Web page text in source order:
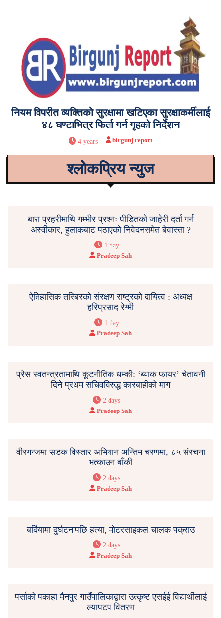
नियम विपरीत व्यक्तिको सुरक्षामा खटिएका सुरक्षाकर्मीलाई
४८ घण्टाभित्र फिर्ता गर्न गृहको निर्देशन
4 years birgunj report
श्लोकप्रिय न्युज
बारा प्रहरीमाथि गम्भीर प्रश्नः पीडितको जाहेरी दर्ता गर्न
अस्वीकार, हुलाकबाट पठाएको निवेदनसमेत बेवास्ता ?
1 day
Pradeep Sah
ऐतिहासिक तस्बिरको संरक्षण राष्ट्रको दायित्व : अध्यक्ष
हरिप्रसाद रेग्मी
1 day
Pradeep Sah
प्रेस स्वतन्त्रतामाथि कूटनीतिक धम्की: ‘ब्याक फायर’ चेतावनी
दिने प्रथम सचिवविरुद्ध कारबाहीको माग
2 days
Pradeep Sah
वीरगन्जमा सडक विस्तार अभियान अन्तिम चरणमा, ८५ संरचना
भत्काउन बाँकी
2 days
Pradeep Sah
बर्दियामा दुर्घटनापछि हत्या, मोटरसाइकल चालक पक्राउ
2 days
Pradeep Sah
पर्साको पकाहा मैनपुर गाउँपालिकाद्वारा उत्कृष्ट एसईई विद्यार्थीलाई
ल्यापटप वितरण